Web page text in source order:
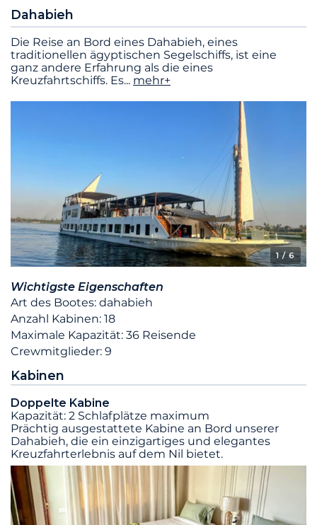
Dahabieh
Die Reise an Bord eines Dahabieh, eines
traditionellen ägyptischen Segelschiffs, ist eine
ganz andere Erfahrung als die eines
Kreuzfahrtschiffs. Es... mehr+
1/ 6
Wichtigste Eigenschaften
Art des Bootes: dahabieh
Anzahl Kabinen: 18
Maximale Kapazität: 36 Reisende
Crewmitglieder: 9
Kabinen
Doppelte Kabine
Kapazität: 2 Schlafplätze maximum
Prächtig ausgestattete Kabine an Bord unserer
Dahabieh, die ein einzigartiges und elegantes
Kreuzfahrterlebnis auf dem Nil bietet.